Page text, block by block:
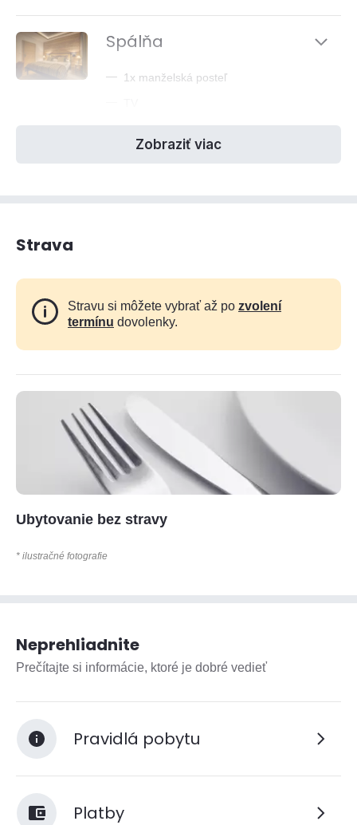
Spálňa
—
1x manželská posteľ
Zobraziť viac
Strava
Stravu si môžete vybrať až po zvolení
termínu dovolenky.
Ubytovanie bez stravy
* ilustračné fotografie
Neprehliadnite
Prečítajte si informácie, ktoré je dobré vedieť
Pravidlá pobytu
Platby